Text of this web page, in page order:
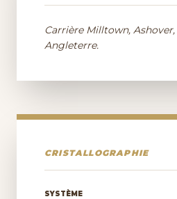
Carrière Milltown,
Angleterre.
CRISTALLOGRAPHIE
SYSTÈME